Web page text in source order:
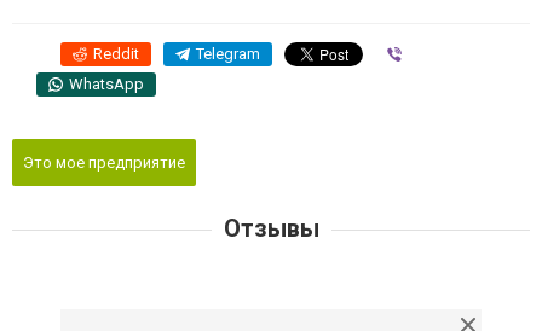
Reddit Telegram
WhatsApp
Это мое предприятие
Отзывы